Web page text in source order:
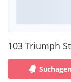
103 Triumph